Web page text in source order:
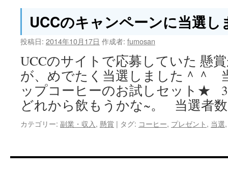
UCCのキャンペーンに当選し
投稿日: 2014年10月17日 作成者: fumosan
UCCのサイトで応募していた 懸
が、めでたく当選しました＾＾
ップコーヒーのお試しセット★
どれから飲もうかな~。 当選者
カテゴリー: 副業・収入, 懸賞 | タグ: コーヒー, プレゼント, 当選